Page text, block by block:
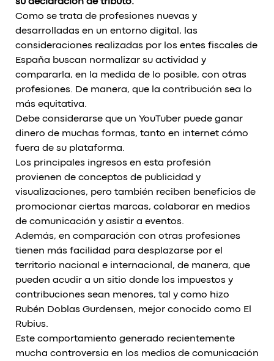
su declaración de tributo.
Como se trata de profesiones nuevas y
desarrolladas en un entorno digital, las
consideraciones realizadas por los entes fiscales de
España buscan normalizar su actividad y
compararla, en la medida de lo posible, con otras
profesiones. De manera, que la contribución sea lo
más equitativa.
Debe considerarse que un YouTuber puede ganar
dinero de muchas formas, tanto en internet cómo
fuera de su plataforma.
Los principales ingresos en esta profesión
provienen de conceptos de publicidad y
visualizaciones, pero también reciben beneficios de
promocionar ciertas marcas, colaborar en medios
de comunicación y asistir a eventos.
Además, en comparación con otras profesiones
tienen más facilidad para desplazarse por el
territorio nacional e internacional, de manera, que
pueden acudir a un sitio donde los impuestos y
contribuciones sean menores, tal y como hizo
Rubén Doblas Gurdensen, mejor conocido como El
Rubius.
Este comportamiento generado recientemente
mucha controversia en los medios de comunicación